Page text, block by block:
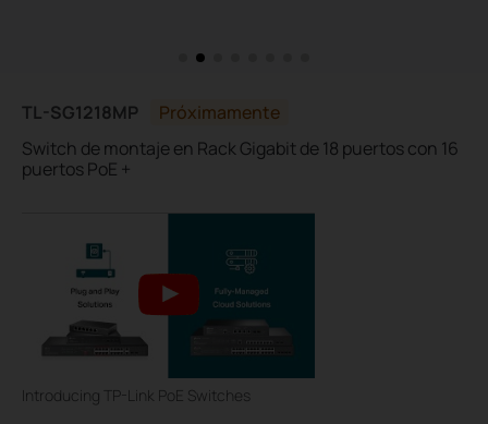
TL-SG1218MP
Próximamente
Switch de montaje en Rack Gigabit de 18 puertos con 16
puertos PoE +
Introducing TP-Link PoE Switches